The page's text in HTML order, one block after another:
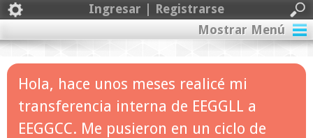
Ingresar | Registrarse
Mostrar Menú
Hola, hace unos meses realicé mi
transferencia interna de EEGGLL a
EEGGCC. Me pusieron en un ciclo de